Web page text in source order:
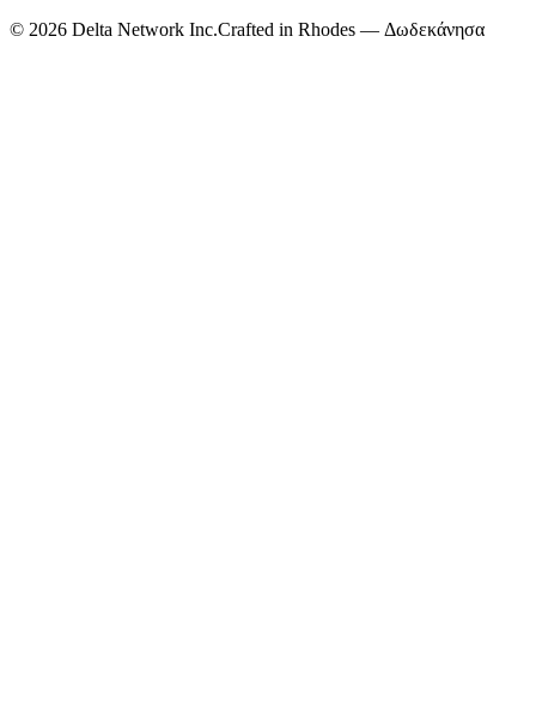
© 2026 Delta Network Inc.Crafted in Rhodes — Δωδεκάνησα